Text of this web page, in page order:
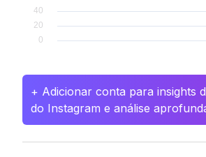
+ Adicionar conta para insights
do Instagram e análise